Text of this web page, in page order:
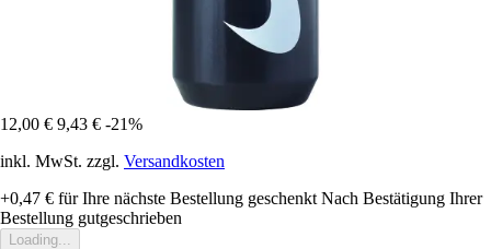
12,00 € 9,43 € -21%
inkl. MwSt. zzgl. Versandkosten
+0,47 € für Ihre nächste Bestellung geschenkt Nach Bestätigung Ihrer
Bestellung gutgeschrieben
Loading...